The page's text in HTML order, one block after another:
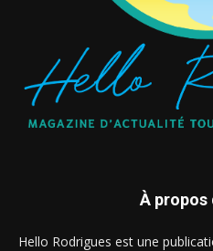
À propos
Hello Rodrigues est une